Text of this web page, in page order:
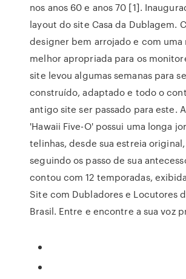
nos anos 60 e anos 70 [1].
layout do site Casa da Dublagem.
designer bem arrojado e com uma
melhor apropriada para os
site levou algumas semanas para
construído, adaptado e todo o
antigo site ser passado para este.
'Hawaii Five-O' possui uma longa
telinhas, desde sua estreia original,
seguindo os passo de sua
contou com 12 temporadas,
Site com Dubladores e Locutores
Brasil. Entre e encontre a sua voz